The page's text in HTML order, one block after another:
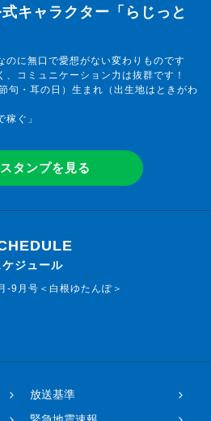
キャラクター「らじっと
のに無口で愛想がない変わりものです
、コミュニケーション力は抜群です！
句・耳の日）生まれ（出生地はときがわ
稼ぐ」
タンプを見る
ジュール
-9月号＜白根ゆたんぽ＞
放送基準